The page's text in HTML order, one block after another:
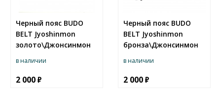
Черный пояс BUDO
BELT Jyoshinmon
золото\Джонсинмон
в наличии
2 000
Черный пояс BUDO
BELT Jyoshinmon
бронза\Джонсинмон
в наличии
2 000